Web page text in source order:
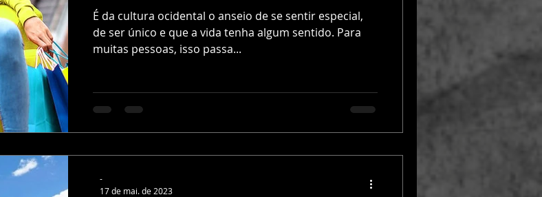
É da cultura ocidental o anseio de se sentir especial,
de ser único e que a vida tenha algum sentido. Para
muitas pessoas, isso passa...
-
17 de mai. de 2023